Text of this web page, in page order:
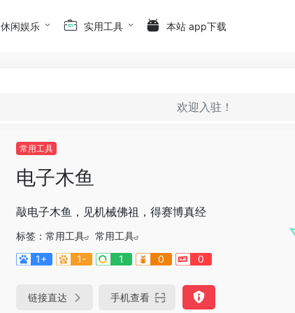
休闲娱乐 实用工具 本站 app下载
欢迎入驻！
常用工具
电子木鱼
敲电子木鱼，见机械佛祖，得赛博真经
标签： 常用工具
常用工具
1+
1- 1 0 0
链接直达 手机查看